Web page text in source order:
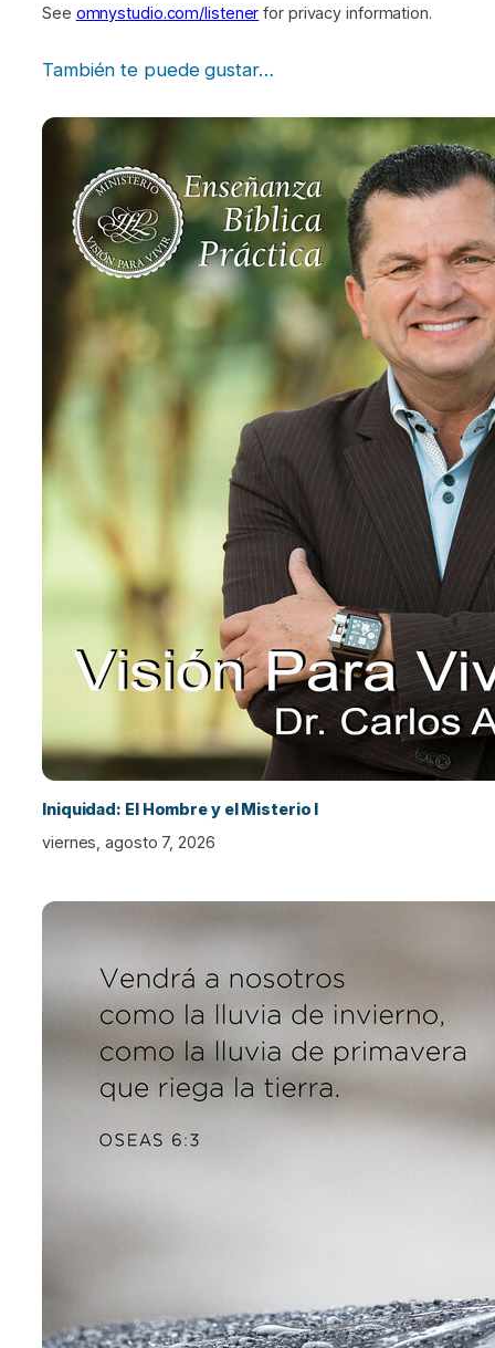
See omnystudio.com/listener for privacy information.
También te puede gustar…
Iniquidad: El Hombre y el Misterio I
viernes, agosto 7, 2026